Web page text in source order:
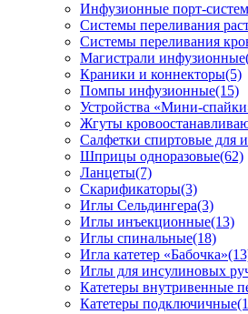
Инфузионные порт-
Системы переливания
Системы переливания
Магистрали инфузионные
Краники и коннекторы(5)
Помпы инфузионные(15)
Устройства «Мини-
Жгуты
Салфетки спиртовые для
Шприцы одноразовые(62)
Ланцеты(7)
Скарификаторы(3)
Иглы Сельдингера(3)
Иглы инъекционные(13)
Иглы спинальные(18)
Игла катетер «Бабочка»
Иглы для инсулиновых
Катетеры внутривенные
Катетеры подключичные